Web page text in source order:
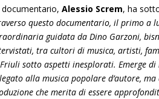
documentario,Alessio Screm, ha
questo documentario, il primo a
guidata da Dino Garzoni,
tra cultori di musica, artisti,
sotto aspetti inesplorati. Emerge
alla musica popolare d’autore,
che merita di essere